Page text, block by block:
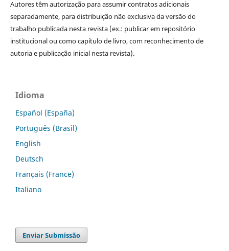
Autores têm autorização para assumir contratos adicionais
separadamente, para distribuição não exclusiva da versão do
trabalho publicada nesta revista (ex.: publicar em repositório
institucional ou como capítulo de livro, com reconhecimento de
autoria e publicação inicial nesta revista).
Idioma
Español (España)
Português (Brasil)
English
Deutsch
Français (France)
Italiano
Enviar Submissão